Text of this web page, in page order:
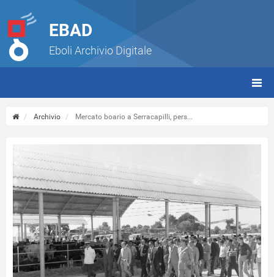
EBAD
Eboli Archivio Digitale
Archivio Mercato boario a Serracapilli, pers...